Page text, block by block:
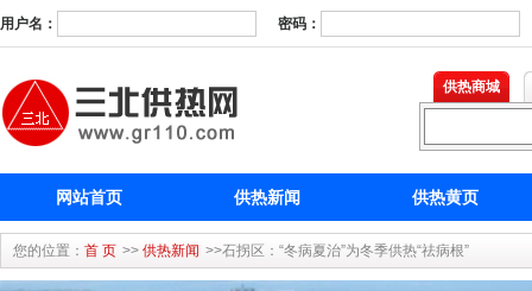
用户名： 密码：
供热商城
网站首页 供热新闻 供热黄页
您的位置： 首 页 >> 供热新闻 >>石拐区：“冬病夏治”为冬季供热“祛病根”